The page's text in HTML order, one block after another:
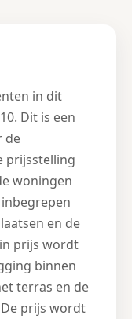
in dit
Dit is een
de
prijsstelling
woningen
en de
prijs wordt
binnen
terras en de
prijs wordt